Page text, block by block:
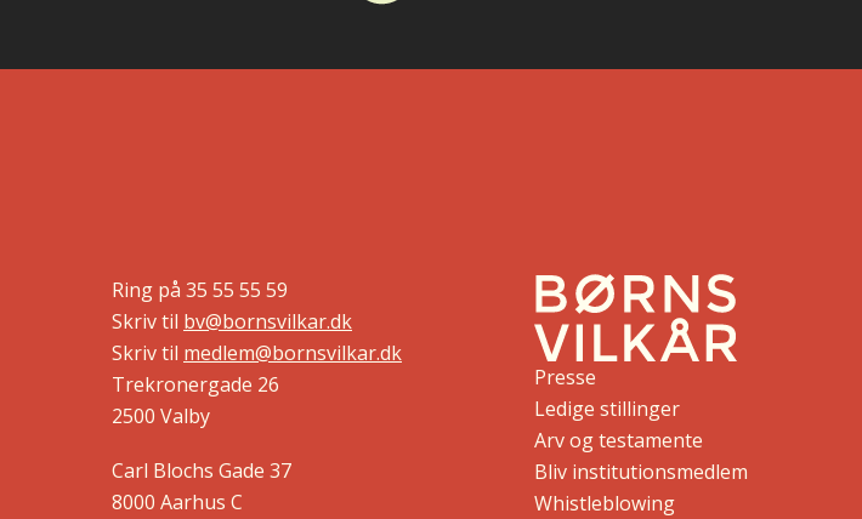
Ring på 35 55 55 59
Skriv til bv@bornsvilkar.dk
Skriv til medlem@bornsvilkar.dk
Trekronergade 26
2500 Valby
Carl Blochs Gade 37
8000 Aarhus C
Presse
Ledige stillinger
Arv og testamente
Bliv institutionsmedlem
Whistleblowing